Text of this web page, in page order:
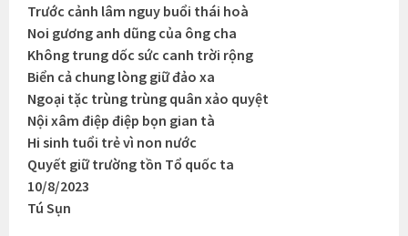
Trước cảnh lâm nguy buổi thái hoà
Noi gương anh dũng của ông cha
Không trung dốc sức canh trời rộng
Biển cả chung lòng giữ đảo xa
Ngoại tặc trùng trùng quân xảo quyệt
Nội xâm điệp điệp bọn gian tà
Hi sinh tuổi trẻ vì non nước
Quyết giữ trường tồn Tổ quốc ta
10/8/2023
Tú Sụn